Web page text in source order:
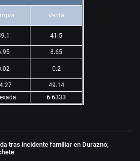
Venta
41.5
8.65
0.2
49.14
6.6333
tras incidente familiar en Durazno;